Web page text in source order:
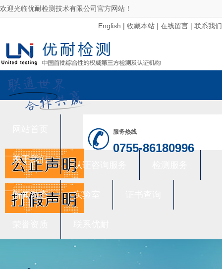
欢迎光临优耐检测技术有限公司官方网站！
English | 收藏本站 | 在线留言 | 联系我们
服务热线
0755-86180996
关于我们
认证咨询服务
新闻动态 实验室